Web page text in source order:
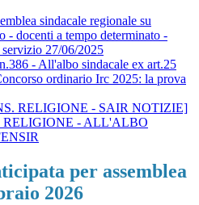
sindacale regionale su
- docenti a tempo determinato -
27/06/2025
- All'albo sindacale ex art.25
ordinario Irc 2025: la prova
RELIGIONE - SAIR NOTIZIE]
- ALL'ALBO
per assemblea
2026